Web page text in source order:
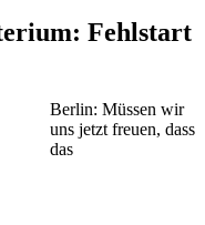
Fehlstart
Berlin: Müssen wir
uns jetzt freuen, dass
das